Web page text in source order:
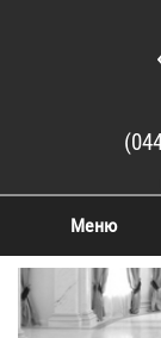
Меню